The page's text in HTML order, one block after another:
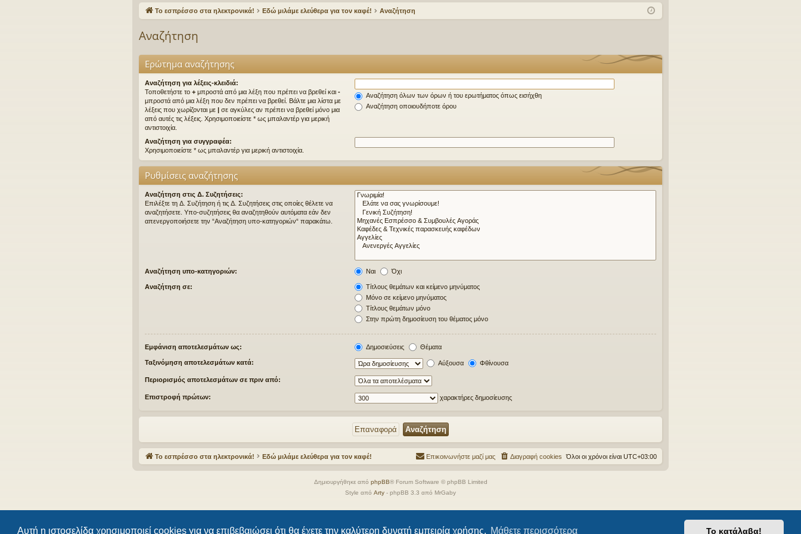
Αυτή η ιστοσελίδα χρησιμοποιεί cookies για να επιβεβαιώσει ότι θα έχετε την καλύτερη δυνατή εμπειρία χρήσης. Μάθετε περισσότερα Το κατάλαβα!
γο
ς
συ
έσ
εις
χν δε ρα
Το εσπρέσσο στα ηλεκτρονικά! Εδώ μιλάμε ελεύθερα για τον καφέ! Αναζήτηση
Αναζήτηση
Ερώτημα αναζήτησης
Αναζήτηση για λέξεις-κλειδιά:
Τοποθετήστε το + μπροστά από μια λέξη που πρέπει να βρεθεί και -
μπροστά από μια λέξη που δεν πρέπει να βρεθεί. Βάλτε μια λίστα με
λέξεις που χωρίζονται με | σε αγκύλες αν πρέπει να βρεθεί μόνο μια
από αυτές τις λέξεις. Χρησιμοποιείστε * ως μπαλαντέρ για μερική
αντιστοιχία.
Αναζήτηση όλων των όρων ή του ερωτήματος όπως εισήχθη
Αναζήτηση οποιουδήποτε όρου
Αναζήτηση για συγγραφέα:
Χρησιμοποιείστε * ως μπαλαντέρ για μερική αντιστοιχία.
Ρυθμίσεις αναζήτησης
Αναζήτηση στις Δ. Συζητήσεις:
Επιλέξτε τη Δ. Συζήτηση ή τις Δ. Συζητήσεις στις οποίες θέλετε να
αναζητήσετε. Υπο-συζητήσεις θα αναζητηθούν αυτόματα εάν δεν
απενεργοποιήσετε την “Αναζήτηση υπο-κατηγοριών“ παρακάτω.
Αναζήτηση υπο-κατηγοριών: Ναι Όχι
Αναζήτηση σε:
Τίτλους θεμάτων και κείμενο μηνύματος
Μόνο σε κείμενο μηνύματος
Τίτλους θεμάτων μόνο
Στην πρώτη δημοσίευση του θέματος μόνο
Εμφάνιση αποτελεσμάτων ως: Δημοσιεύσεις Θέματα
Ταξινόμηση αποτελεσμάτων κατά: Αύξουσα Φθίνουσα
Περιορισμός αποτελεσμάτων σε πριν από:
Επιστροφή πρώτων: χαρακτήρες δημοσίευσης
Το εσπρέσσο στα ηλεκτρονικά! Εδώ μιλάμε ελεύθερα για τον καφέ! Όλοι οι χρόνοι είναι UTC+03:00
Διαγραφή cookies
Επικοινωνήστε μαζί μας
Δημιουργήθηκε από phpBB® Forum Software © phpBB Limited
Style από Arty - phpBB 3.3 από MrGaby